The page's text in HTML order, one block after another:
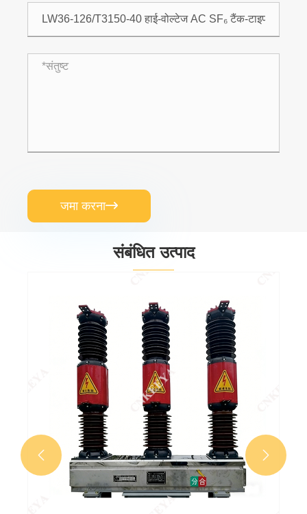
जमा करना
संबंधित उत्पाद
LW36-40.5 (W)/T2000-31.5 आउटडोर सल्फर
हेक्साफ्लोराइड सर्किट ब्रेकर
और देखें >>
 